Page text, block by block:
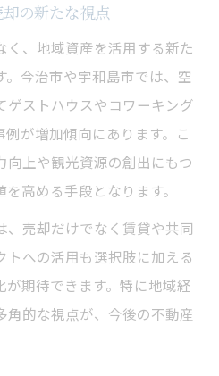
の新たな視点
く、地域資産を活用する新た
今治市や宇和島市では、空
ゲストハウスやコワーキング
が増加傾向にあります。こ
向上や観光資源の創出にもつ
高める手段となります。
、売却だけでなく賃貸や共同
への活用も選択肢に加える
が期待できます。特に地域経
角的な視点が、今後の不動産